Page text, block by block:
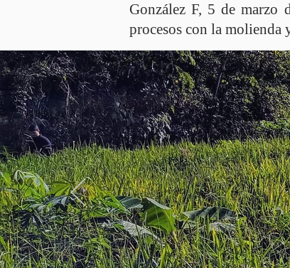
González F, 5 de marzo
procesos con la molienda